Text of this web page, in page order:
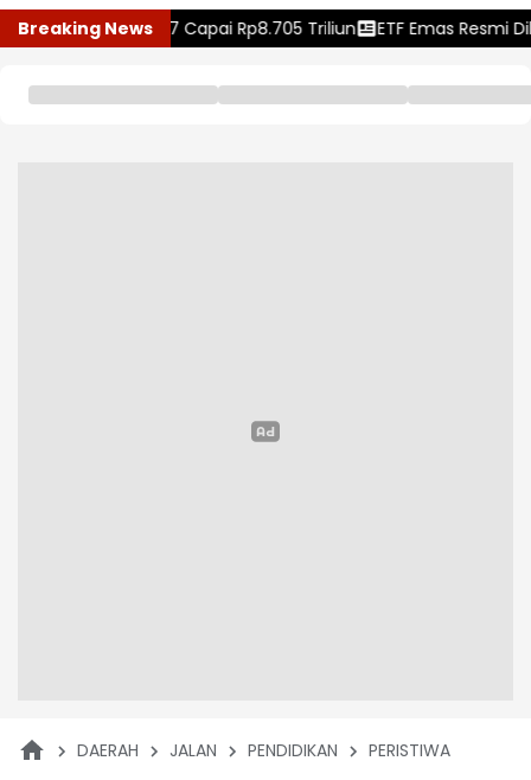
Breaking News
Triliun ETF Emas Resmi Diluncurkan di Pasar Modal Indonesia
DAERAH JALAN PENDIDIKAN PERISTIWA